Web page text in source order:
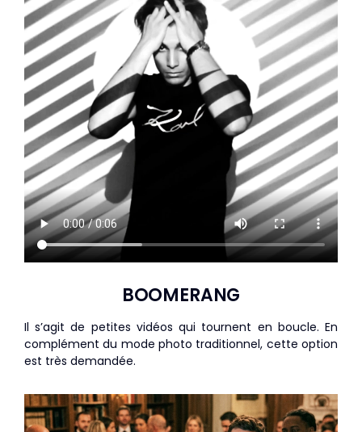
BOOMERANG
Il s’agit de petites vidéos qui tournent en boucle. En
complément du mode photo traditionnel, cette option
est très demandée.